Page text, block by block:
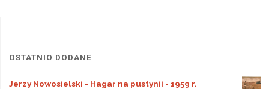
OSTATNIO DODANE
Jerzy Nowosielski - Hagar na pustynii - 1959 r.